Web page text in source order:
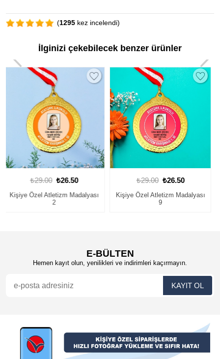
(1295 kez incelendi)
İlginizi çekebilecek benzer ürünler
₺29.00 ₺26.50
Kişiye Özel Atletizm Madalyası
9
₺29.00 ₺26.50
Atletizm Madalyası 30
E-BÜLTEN
Hemen kayıt olun, yenilikleri ve indirimleri kaçırmayın.